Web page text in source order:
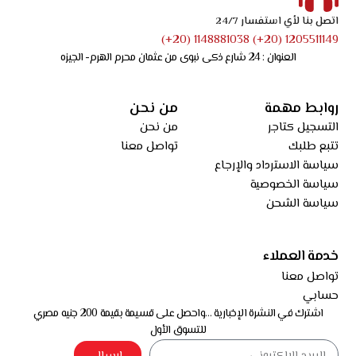
اتصل بنا لأي استفسار 24/7
1205511149 (20+) 1148881038 (20+)
العنوان : 24 شارع ذكى نبوى من عثمان محرم الهرم- الجيزه
روابط مهمة
التسجيل كتاجر
تتبع طلبك
سياسة الاسترداد والإرجاع
سياسة الخصوصية
سياسة الشحن
من نحن
من نحن
تواصل معنا
خدمة العملاء
تواصل معنا
حسابي
اشترك في النشرة الإخبارية …واحصل على قسيمة بقيمة 200 جنيه مصري
للتسوق الأول